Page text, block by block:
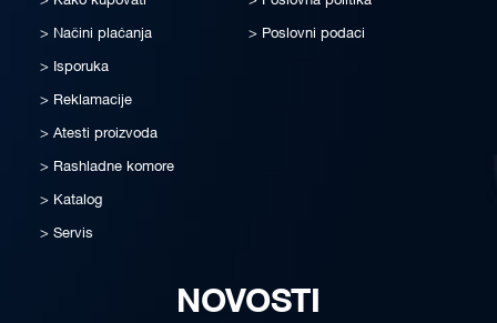
Načini plaćanja
Isporuka
Reklamacije
Atesti proizvoda
Rashladne komore
Katalog
Servis
Poslovni podaci
NOVOSTI